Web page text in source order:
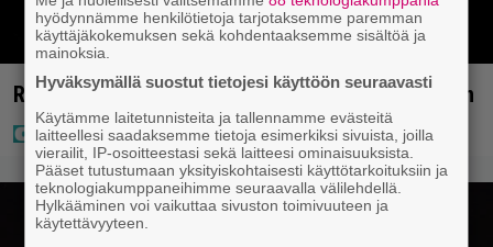
Rakastettu suomalainen metalliyhtye tekee paluun
hyödynnämme henkilötietoja tarjotaksemme paremman
käyttäjäkokemuksen sekä kohdentaaksemme sisältöä ja
mainoksia.
Hyväksymällä suostut tietojesi käyttöön seuraavasti
Käytämme laitetunnisteita ja tallennamme evästeitä
laitteellesi saadaksemme tietoja esimerkiksi sivuista, joilla
vierailit, IP-osoitteestasi sekä laitteesi ominaisuuksista.
Pääset tutustumaan yksityiskohtaisesti käyttötarkoituksiin ja
teknologiakumppaneihimme seuraavalla välilehdellä.
Hylkääminen voi vaikuttaa sivuston toimivuuteen ja
käytettävyyteen.